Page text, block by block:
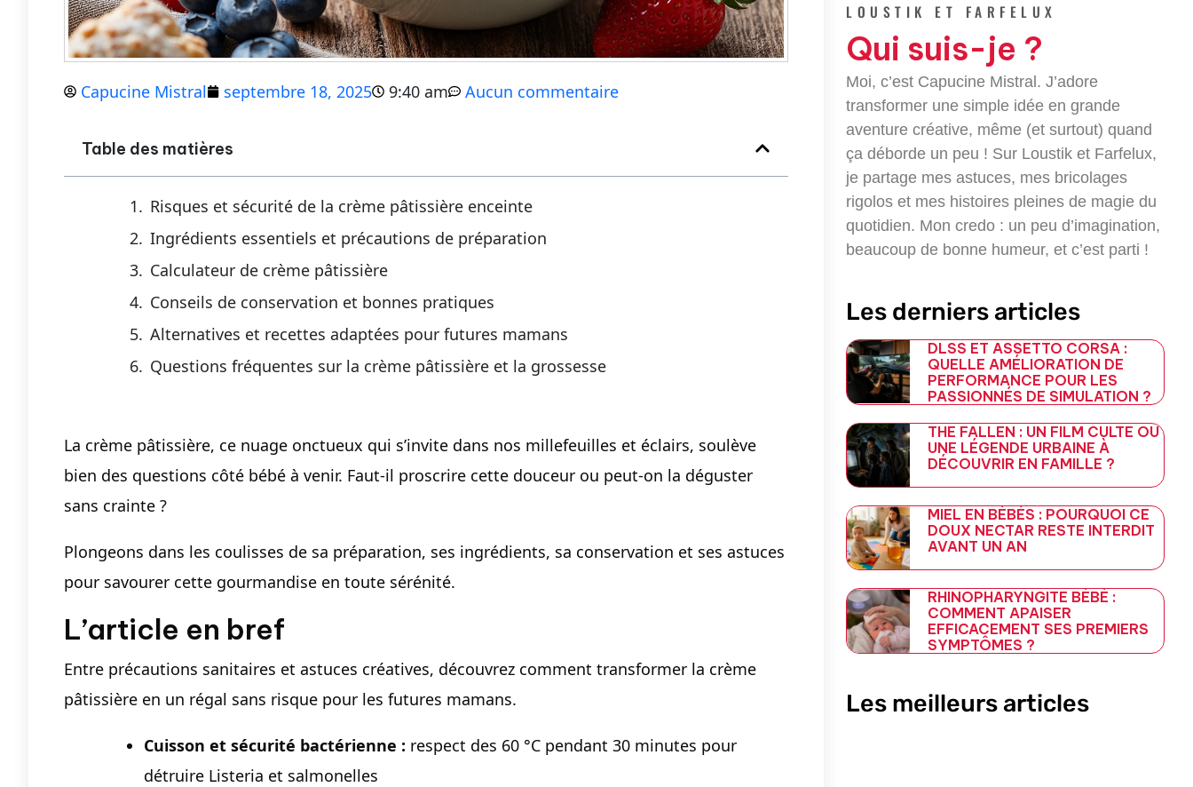
Capucine Mistral septembre 18, 2025 9:40 am Aucun commentaire
Table des matières
Risques et sécurité de la crème pâtissière enceinte
Ingrédients essentiels et précautions de préparation
Calculateur de crème pâtissière
Conseils de conservation et bonnes pratiques
Alternatives et recettes adaptées pour futures mamans
Questions fréquentes sur la crème pâtissière et la grossesse
La crème pâtissière, ce nuage onctueux qui s’invite dans nos millefeuilles et éclairs, soulève
bien des questions côté bébé à venir. Faut-il proscrire cette douceur ou peut-on la déguster
sans crainte ?
Plongeons dans les coulisses de sa préparation, ses ingrédients, sa conservation et ses astuces
pour savourer cette gourmandise en toute sérénité.
L’article en bref
Entre précautions sanitaires et astuces créatives, découvrez comment transformer la crème
pâtissière en un régal sans risque pour les futures mamans.
Cuisson et sécurité bactérienne : respect des 60 °C pendant 30 minutes pour
détruire Listeria et salmonelles
b
o
o
k
-
f
t
e
r
p
l
u
s
-
g
LOUSTIK ET FARFELUX
Qui suis-je ?
Moi, c’est Capucine Mistral. J’adore
transformer une simple idée en grande
aventure créative, même (et surtout) quand
ça déborde un peu ! Sur Loustik et Farfelux,
je partage mes astuces, mes bricolages
rigolos et mes histoires pleines de magie du
quotidien. Mon credo : un peu d’imagination,
beaucoup de bonne humeur, et c’est parti !
Les derniers articles
DLSS ET ASSETTO CORSA :
QUELLE AMÉLIORATION DE
PERFORMANCE POUR LES
PASSIONNÉS DE SIMULATION ?
THE FALLEN : UN FILM CULTE OU
UNE LÉGENDE URBAINE À
DÉCOUVRIR EN FAMILLE ?
MIEL EN BÉBÉS : POURQUOI CE
DOUX NECTAR RESTE INTERDIT
AVANT UN AN
RHINOPHARYNGITE BÉBÉ :
COMMENT APAISER
EFFICACEMENT SES PREMIERS
SYMPTÔMES ?
Les meilleurs articles